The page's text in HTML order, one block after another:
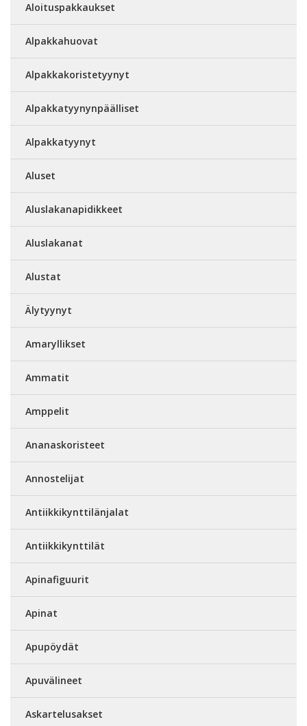
Aloituspakkaukset
Alpakkahuovat
Alpakkakoristetyynyt
Alpakkatyynynpäälliset
Alpakkatyynyt
Aluset
Aluslakanapidikkeet
Aluslakanat
Alustat
Älytyynyt
Amaryllikset
Ammatit
Amppelit
Ananaskoristeet
Annostelijat
Antiikkikynttilänjalat
Antiikkikynttilät
Apinafiguurit
Apinat
Apupöydät
Apuvälineet
Askartelusakset